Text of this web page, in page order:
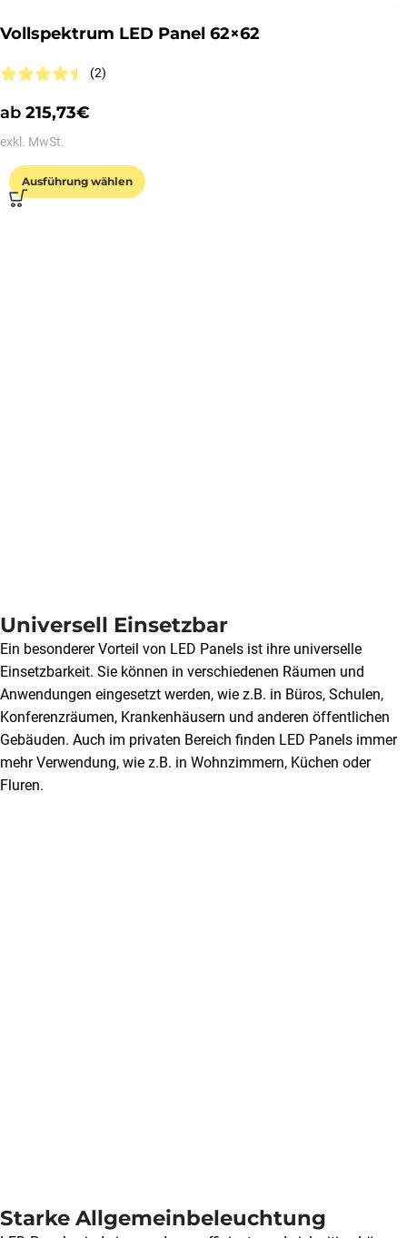
Vollspektrum LED Panel 62×62
(2)
ab 215,73€
exkl. MwSt.
Ausführung wählen
Universell Einsetzbar
Ein besonderer Vorteil von LED Panels ist ihre universelle
Einsetzbarkeit. Sie können in verschiedenen Räumen und
Anwendungen eingesetzt werden, wie z.B. in Büros, Schulen,
Konferenzräumen, Krankenhäusern und anderen öffentlichen
Gebäuden. Auch im privaten Bereich finden LED Panels immer
mehr Verwendung, wie z.B. in Wohnzimmern, Küchen oder
Fluren.
Starke Allgemeinbeleuchtung